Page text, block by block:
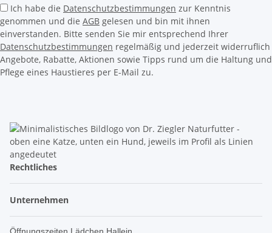
Ich habe die Datenschutzbestimmungen zur Kenntnis
genommen und die AGB gelesen und bin mit ihnen
einverstanden. Bitte senden Sie mir entsprechend Ihrer
Datenschutzbestimmungen regelmäßig und jederzeit widerruflich
Angebote, Rabatte, Aktionen sowie Tipps rund um die Haltung und
Pflege eines Haustieres per E-Mail zu.
Rechtliches
Unternehmen